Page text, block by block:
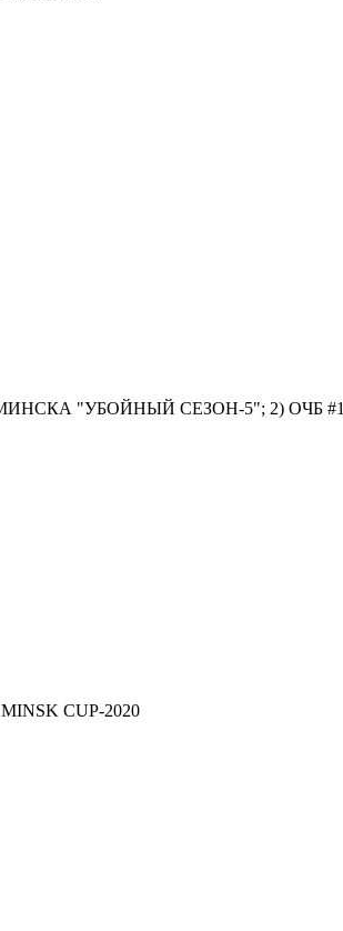
"УБОЙНЫЙ СЕЗОН-5"; 2) ОЧБ #1
CUP-2020